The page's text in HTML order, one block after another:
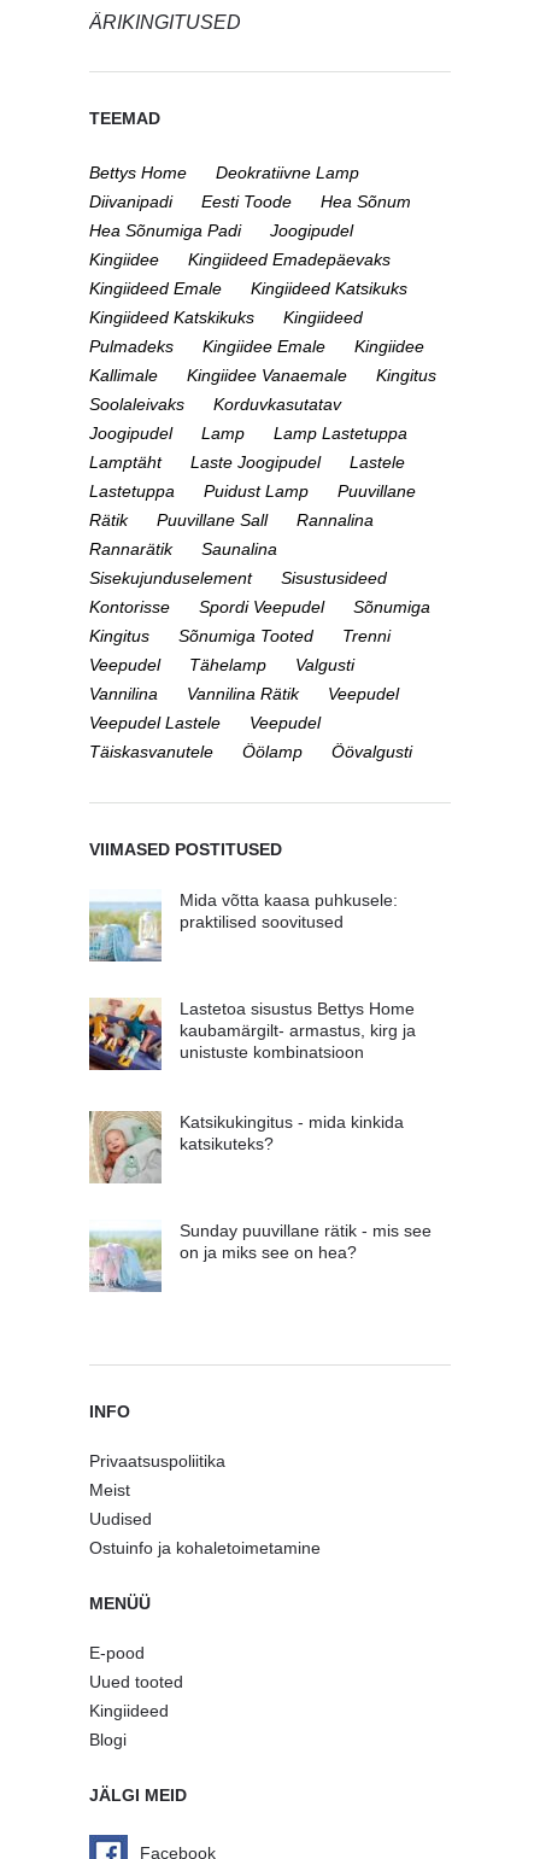
ÄRIKINGITUSED
TEEMAD
Bettys Home
Deokratiivne Lamp
Diivanipadi
Eesti Toode
Hea Sõnum
Hea Sõnumiga Padi
Joogipudel
Kingiidee
Kingiideed Emadepäevaks
Kingiideed Emale
Kingiideed Katsikuks
Kingiideed Katskikuks
Kingiideed
Pulmadeks
Kingiidee Emale
Kingiidee
Kallimale
Kingiidee Vanaemale
Kingitus
Soolaleivaks
Korduvkasutatav
Joogipudel
Lamp
Lamp Lastetuppa
Lamptäht
Laste Joogipudel
Lastele
Lastetuppa
Puidust Lamp
Puuvillane
Rätik
Puuvillane Sall
Rannalina
Rannarätik
Saunalina
Sisekujunduselement
Sisustusideed
Kontorisse
Spordi Veepudel
Sõnumiga
Kingitus
Sõnumiga Tooted
Trenni
Veepudel
Tähelamp
Valgusti
Vannilina
Vannilina Rätik
Veepudel
Veepudel Lastele
Veepudel
Täiskasvanutele
Öölamp Öövalgusti
VIIMASED POSTITUSED
Mida võtta kaasa puhkusele:
praktilised soovitused
Lastetoa sisustus Bettys Home
kaubamärgilt- armastus, kirg ja
unistuste kombinatsioon
Katsikukingitus - mida kinkida
katsikuteks?
Sunday puuvillane rätik - mis see
on ja miks see on hea?
INFO
Privaatsuspoliitika
Meist
Uudised
Ostuinfo ja kohaletoimetamine
MENÜÜ
E-pood
Uued tooted
Kingiideed
Blogi
JÄLGI MEID
Facebook